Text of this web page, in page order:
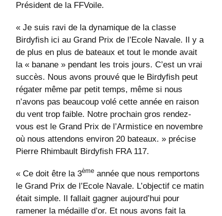
Président de la FFVoile.
« Je suis ravi de la dynamique de la classe
Birdyfish ici au Grand Prix de l’Ecole Navale. Il y a
de plus en plus de bateaux et tout le monde avait
la « banane » pendant les trois jours. C’est un vrai
succès. Nous avons prouvé que le Birdyfish peut
régater même par petit temps, même si nous
n’avons pas beaucoup volé cette année en raison
du vent trop faible. Notre prochain gros rendez-
vous est le Grand Prix de l’Armistice en novembre
où nous attendons environ 20 bateaux. » précise
Pierre Rhimbault Birdyfish FRA 117.
« Ce doit être la 3ème année que nous remportons
le Grand Prix de l’Ecole Navale. L’objectif ce matin
était simple. Il fallait gagner aujourd’hui pour
ramener la médaille d’or. Et nous avons fait la